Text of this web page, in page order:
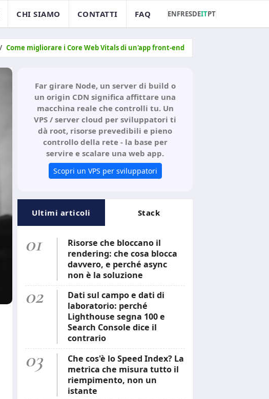
CHI SIAMO CONTATTI FAQ ENFRESDEITPT
Come migliorare i Core Web Vitals di un'app front-end
Far girare Node, un server di build o
un origin CDN significa affittare una
macchina reale che controlli tu. Un
VPS / server cloud per sviluppatori ti
dà root, risorse prevedibili e pieno
controllo della rete - la base per
servire e scalare una web app.
Scopri un VPS per sviluppatori
Ultimi articoli Stack
01
Risorse che bloccano il
rendering: che cosa blocca
davvero, e perché async
non è la soluzione
02
Dati sul campo e dati di
laboratorio: perché
Lighthouse segna 100 e
Search Console dice il
contrario
03
Che cos'è lo Speed Index? La
metrica che misura tutto il
riempimento, non un
istante